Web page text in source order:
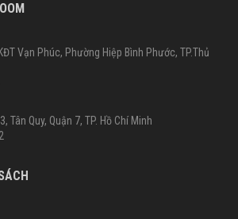
Vạn Phúc, Phường Hiệp Bình Phước, TP.Thủ
Quy, Quận 7, TP. Hồ Chí Minh